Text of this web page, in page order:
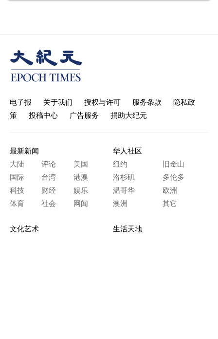
电子报 关于我们 授权与许可 服务条款
隐私政
策
投稿中心 广告服务 捐助大纪元
最新新闻
大陆
评论
美国
国际
台湾
港澳
科技
财经
娱乐
体育
社会 网闻
华人社区
纽约
旧金山
洛杉矶
多伦多
温哥华
欧洲
澳洲
其它
文化艺术
生活天地